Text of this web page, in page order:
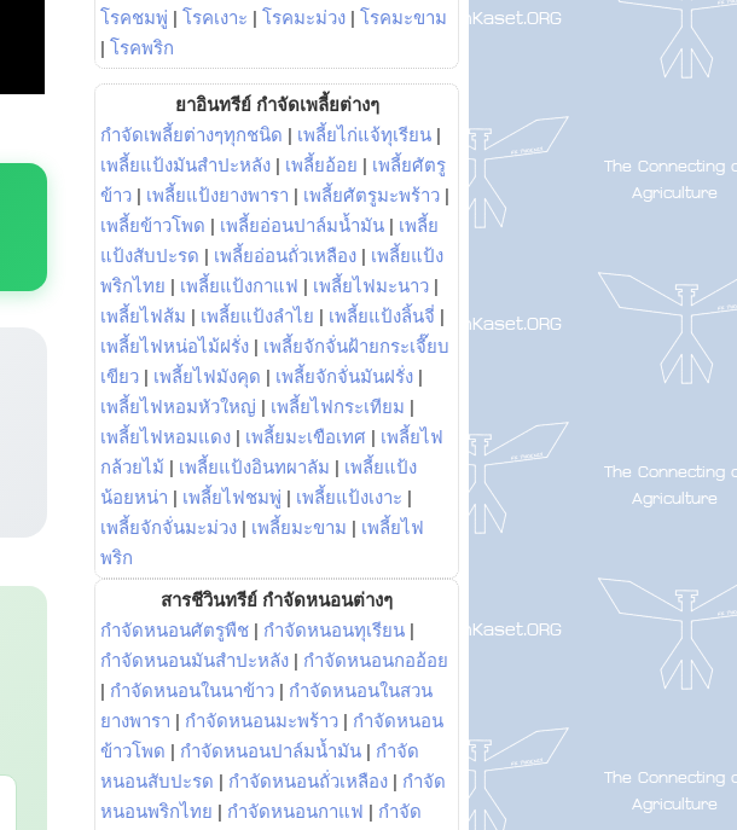
โรคชมพู่ | โรคเงาะ | โรคมะม่วง | โรคมะขาม
| โรคพริก
ยาอินทรีย์ กำจัดเพลี้ยต่างๆ
กำจัดเพลี้ยต่างๆทุกชนิด | เพลี้ยไก่แจ้ทุเรียน |
เพลี้ยแป้งมันสำปะหลัง | เพลี้ยอ้อย | เพลี้ยศัตรู
ข้าว | เพลี้ยแป้งยางพารา | เพลี้ยศัตรูมะพร้าว |
เพลี้ยข้าวโพด | เพลี้ยอ่อนปาล์มน้ำมัน | เพลี้ย
แป้งสับปะรด | เพลี้ยอ่อนถั่วเหลือง | เพลี้ยแป้ง
พริกไทย | เพลี้ยแป้งกาแฟ | เพลี้ยไฟมะนาว |
เพลี้ยไฟส้ม | เพลี้ยแป้งลำไย | เพลี้ยแป้งลิ้นจี่ |
เพลี้ยไฟหน่อไม้ฝรั่ง | เพลี้ยจักจั่นฝ้ายกระเจี๊ยบ
เขียว | เพลี้ยไฟมังคุด | เพลี้ยจักจั่นมันฝรั่ง |
เพลี้ยไฟหอมหัวใหญ่ | เพลี้ยไฟกระเทียม |
เพลี้ยไฟหอมแดง | เพลี้ยมะเขือเทศ | เพลี้ยไฟ
กล้วยไม้ | เพลี้ยแป้งอินทผาลัม | เพลี้ยแป้ง
น้อยหน่า | เพลี้ยไฟชมพู่ | เพลี้ยแป้งเงาะ |
เพลี้ยจักจั่นมะม่วง | เพลี้ยมะขาม | เพลี้ยไฟ
พริก
สารชีวินทรีย์ กำจัดหนอนต่างๆ
กำจัดหนอนศัตรูพืช | กำจัดหนอนทุเรียน |
กำจัดหนอนมันสำปะหลัง | กำจัดหนอนกออ้อย
| กำจัดหนอนในนาข้าว | กำจัดหนอนในสวน
ยางพารา | กำจัดหนอนมะพร้าว | กำจัดหนอน
ข้าวโพด | กำจัดหนอนปาล์มน้ำมัน | กำจัด
หนอนสับปะรด | กำจัดหนอนถั่วเหลือง | กำจัด
หนอนพริกไทย | กำจัดหนอนกาแฟ | กำจัด